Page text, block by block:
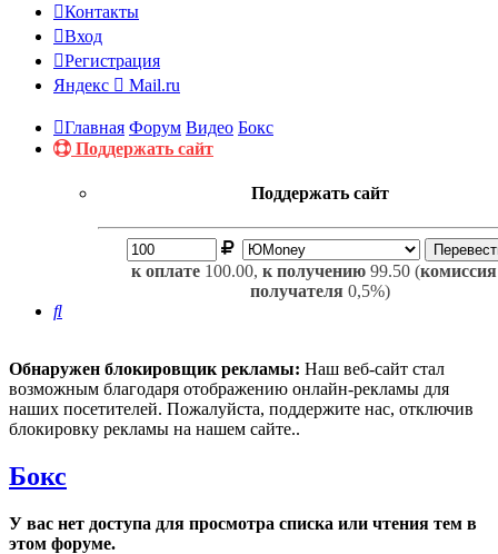
Контакты
Вход
Регистрация
Яндекс
Mail.ru
Главная Форум Видео Бокс
Поддержать сайт
Поддержать сайт
к оплате 100.00, к получению 99.50 (
получателя 0,5%)
Поиск
Обнаружен блокировщик рекламы: Наш веб-сайт стал
возможным благодаря отображению онлайн-рекламы для
наших посетителей. Пожалуйста, поддержите нас, отключив
блокировку рекламы на нашем сайте..
Бокс
У вас нет доступа для просмотра списка или чтения тем в
этом форуме.